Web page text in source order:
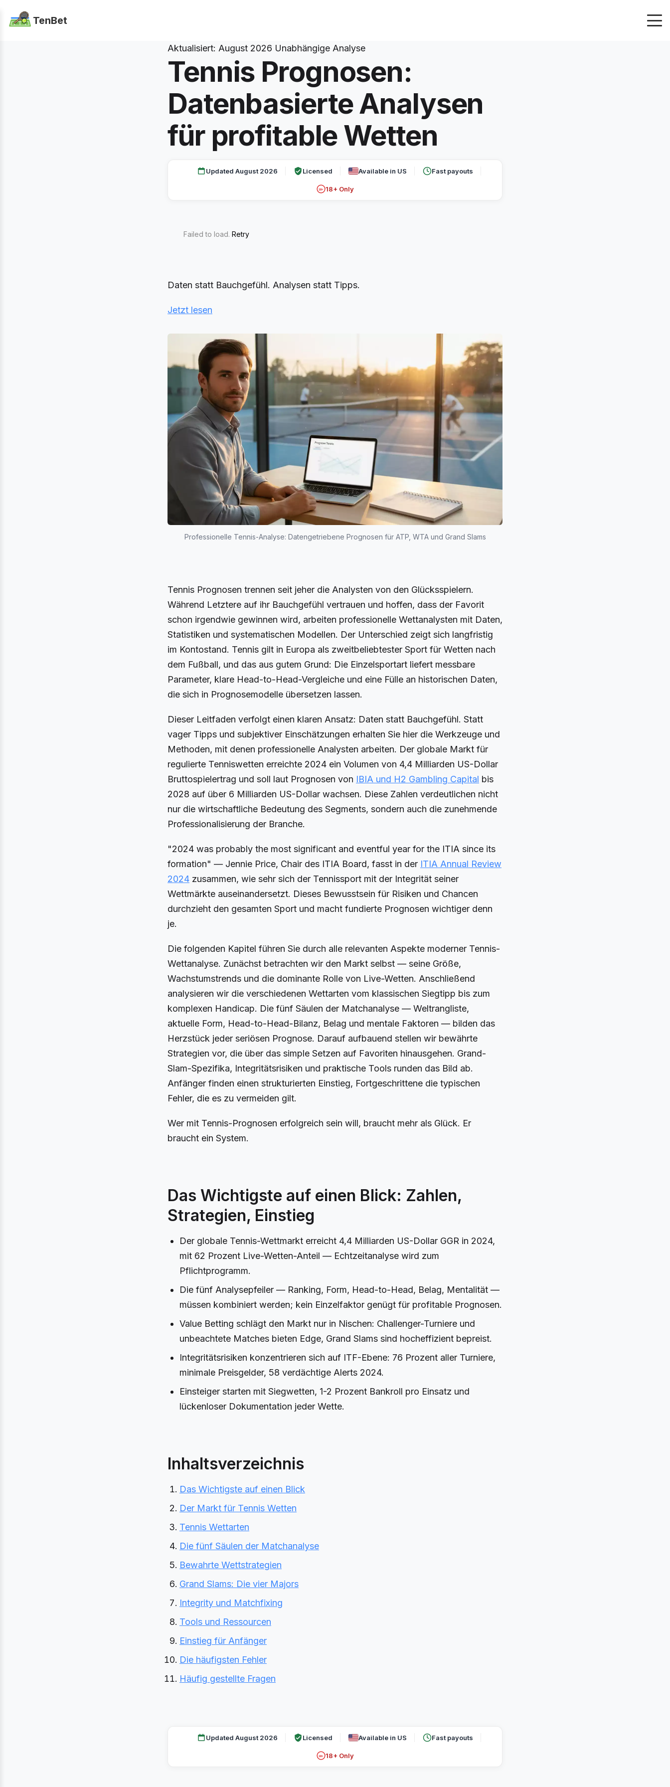
TenBet
Aktualisiert: August 2026 Unabhängige Analyse
Tennis Prognosen:
Datenbasierte Analysen
für profitable Wetten
Updated August 2026 Licensed Available in US Fast payouts
18+ 18+ Only
Failed to load. Retry
Daten statt Bauchgefühl. Analysen statt Tipps.
Jetzt lesen
Professionelle Tennis-Analyse: Datengetriebene Prognosen für ATP, WTA und Grand Slams
Tennis Prognosen trennen seit jeher die Analysten von den Glücksspielern.
Während Letztere auf ihr Bauchgefühl vertrauen und hoffen, dass der Favorit
schon irgendwie gewinnen wird, arbeiten professionelle Wettanalysten mit Daten,
Statistiken und systematischen Modellen. Der Unterschied zeigt sich langfristig
im Kontostand. Tennis gilt in Europa als zweitbeliebtester Sport für Wetten nach
dem Fußball, und das aus gutem Grund: Die Einzelsportart liefert messbare
Parameter, klare Head-to-Head-Vergleiche und eine Fülle an historischen Daten,
die sich in Prognosemodelle übersetzen lassen.
Dieser Leitfaden verfolgt einen klaren Ansatz: Daten statt Bauchgefühl. Statt
vager Tipps und subjektiver Einschätzungen erhalten Sie hier die Werkzeuge und
Methoden, mit denen professionelle Analysten arbeiten. Der globale Markt für
regulierte Tenniswetten erreichte 2024 ein Volumen von 4,4 Milliarden US-Dollar
Bruttospielertrag und soll laut Prognosen von IBIA und H2 Gambling Capital bis
2028 auf über 6 Milliarden US-Dollar wachsen. Diese Zahlen verdeutlichen nicht
nur die wirtschaftliche Bedeutung des Segments, sondern auch die zunehmende
Professionalisierung der Branche.
"2024 was probably the most significant and eventful year for the ITIA since its
formation" — Jennie Price, Chair des ITIA Board, fasst in der ITIA Annual Review
2024 zusammen, wie sehr sich der Tennissport mit der Integrität seiner
Wettmärkte auseinandersetzt. Dieses Bewusstsein für Risiken und Chancen
durchzieht den gesamten Sport und macht fundierte Prognosen wichtiger denn
je.
Die folgenden Kapitel führen Sie durch alle relevanten Aspekte moderner Tennis-
Wettanalyse. Zunächst betrachten wir den Markt selbst — seine Größe,
Wachstumstrends und die dominante Rolle von Live-Wetten. Anschließend
analysieren wir die verschiedenen Wettarten vom klassischen Siegtipp bis zum
komplexen Handicap. Die fünf Säulen der Matchanalyse — Weltrangliste,
aktuelle Form, Head-to-Head-Bilanz, Belag und mentale Faktoren — bilden das
Herzstück jeder seriösen Prognose. Darauf aufbauend stellen wir bewährte
Strategien vor, die über das simple Setzen auf Favoriten hinausgehen. Grand-
Slam-Spezifika, Integritätsrisiken und praktische Tools runden das Bild ab.
Anfänger finden einen strukturierten Einstieg, Fortgeschrittene die typischen
Fehler, die es zu vermeiden gilt.
Wer mit Tennis-Prognosen erfolgreich sein will, braucht mehr als Glück. Er
braucht ein System.
Das Wichtigste auf einen Blick: Zahlen,
Strategien, Einstieg
Der globale Tennis-Wettmarkt erreicht 4,4 Milliarden US-Dollar GGR in 2024,
mit 62 Prozent Live-Wetten-Anteil — Echtzeitanalyse wird zum
Pflichtprogramm.
Die fünf Analysepfeiler — Ranking, Form, Head-to-Head, Belag, Mentalität —
müssen kombiniert werden; kein Einzelfaktor genügt für profitable Prognosen.
Value Betting schlägt den Markt nur in Nischen: Challenger-Turniere und
unbeachtete Matches bieten Edge, Grand Slams sind hocheffizient bepreist.
Integritätsrisiken konzentrieren sich auf ITF-Ebene: 76 Prozent aller Turniere,
minimale Preisgelder, 58 verdächtige Alerts 2024.
Einsteiger starten mit Siegwetten, 1-2 Prozent Bankroll pro Einsatz und
lückenloser Dokumentation jeder Wette.
Inhaltsverzeichnis
Das Wichtigste auf einen Blick
Der Markt für Tennis Wetten
Tennis Wettarten
Die fünf Säulen der Matchanalyse
Bewahrte Wettstrategien
Grand Slams: Die vier Majors
Integrity und Matchfixing
Tools und Ressourcen
Einstieg für Anfänger
Die häufigsten Fehler
Häufig gestellte Fragen
Updated August 2026 Licensed Available in US Fast payouts
18+ 18+ Only